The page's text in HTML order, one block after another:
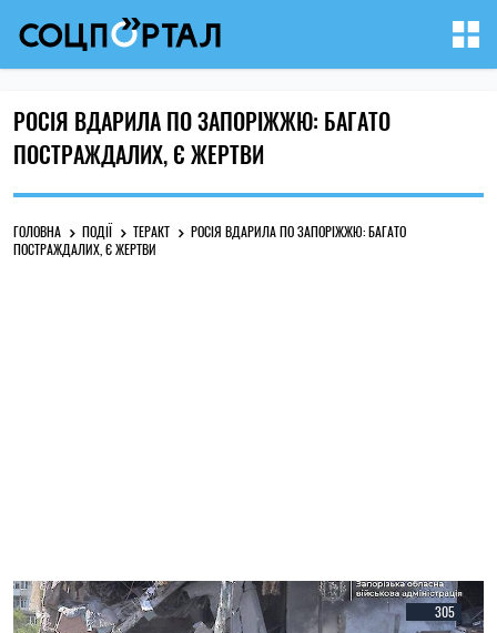
РОСІЯ ВДАРИЛА ПО ЗАПОРІЖЖЮ: БАГАТО
ПОСТРАЖДАЛИХ, Є ЖЕРТВИ
ГОЛОВНА ПОДІЇ ТЕРАКТ
РОСІЯ ВДАРИЛА ПО ЗАПОРІЖЖЮ: БАГАТО
ПОСТРАЖДАЛИХ, Є ЖЕРТВИ
305